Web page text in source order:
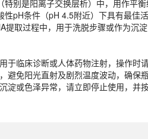
于临床诊断或人体药物注射，操作时
避免阳光直射及剧烈温度波动，确保
淀或色泽异常，请立即停止使用，并
特别是阳离子交换层析）中，用作平
性pH条件（pH 4.5附近）下具有最佳
提取过程中，用于洗脱步骤或作为沉
于临床诊断或人体药物注射，操作时
避免阳光直射及剧烈温度波动，确保
淀或色泽异常，请立即停止使用，并